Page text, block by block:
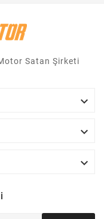
Satan Şirketi


